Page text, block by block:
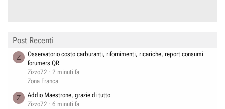
Post Recenti
Z
Osservatorio costo carburanti, rifornimenti, ricariche, report consumi
forumers QR
Zizzo72
2 minuti fa
Zona Franca
Z
Addio Maestrone, grazie di tutto
Zizzo72
6 minuti fa